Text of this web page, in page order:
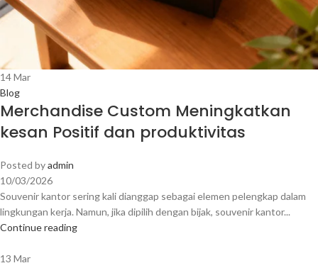
14Mar
Blog
Merchandise Custom Meningkatkan
kesan Positif dan produktivitas
Posted byadmin
10/03/2026
Souvenir kantor sering kali dianggap sebagai elemen pelengkap dalam
lingkungan kerja. Namun, jika dipilih dengan bijak, souvenir kantor...
Continue reading
13 Mar